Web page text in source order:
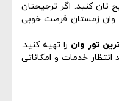
تان کنید. اگر ترجیحتان
وان زمستان فرصت خوبی
تور وان را تهیه کنید.
انتظار خدمات و امکاناتی